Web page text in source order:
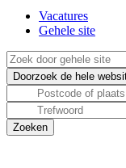
Vacatures
Gehele site